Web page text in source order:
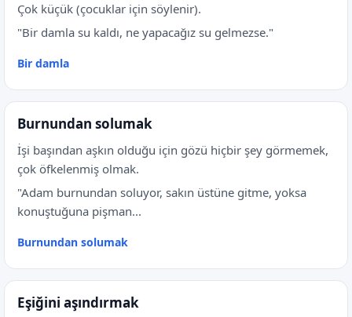
Çok küçük (çocuklar için söylenir).
"Bir damla su kaldı, ne yapacağız su gelmezse."
Bir damla
Burnundan solumak
İşi başından aşkın olduğu için gözü hiçbir şey görmemek,
çok öfkelenmiş olmak.
"Adam burnundan soluyor, sakın üstüne gitme, yoksa
konuştuğuna pişman...
Burnundan solumak
Eşiğini aşındırmak